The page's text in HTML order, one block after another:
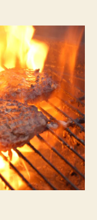
kit
regulator,
furtun,
racorduri
pentru
grillurile
pe
gaz